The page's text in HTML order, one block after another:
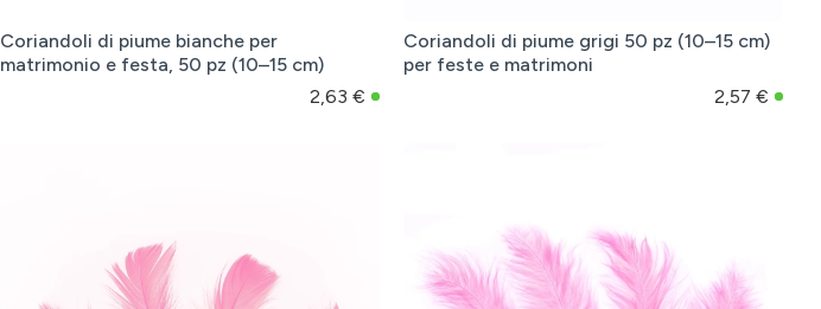
Coriandoli di piume bianche per
matrimonio e festa, 50 pz (10–15 cm)
2,63 €
Coriandoli di piume grigi 50 pz (10–15 cm)
per feste e matrimoni
2,57 €